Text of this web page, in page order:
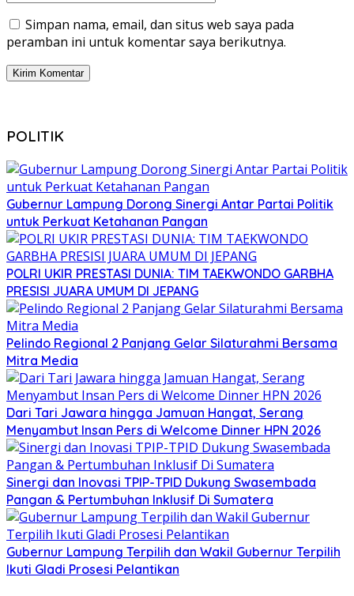
Simpan nama, email, dan situs web saya pada
peramban ini untuk komentar saya berikutnya.
POLITIK
Gubernur Lampung Dorong Sinergi Antar Partai Politik
untuk Perkuat Ketahanan Pangan
POLRI UKIR PRESTASI DUNIA: TIM TAEKWONDO GARBHA
PRESISI JUARA UMUM DI JEPANG
Pelindo Regional 2 Panjang Gelar Silaturahmi Bersama
Mitra Media
Dari Tari Jawara hingga Jamuan Hangat, Serang
Menyambut Insan Pers di Welcome Dinner HPN 2026
Sinergi dan Inovasi TPIP-TPID Dukung Swasembada
Pangan & Pertumbuhan Inklusif Di Sumatera
Gubernur Lampung Terpilih dan Wakil Gubernur Terpilih
Ikuti Gladi Prosesi Pelantikan